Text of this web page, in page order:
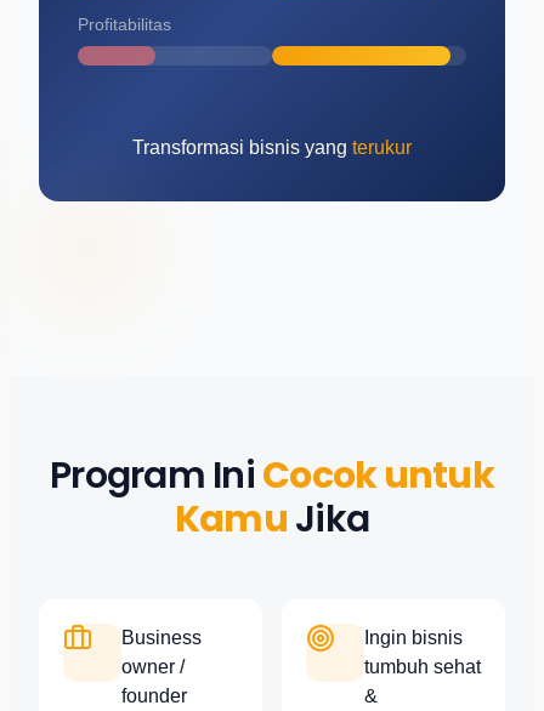
Profitabilitas
Transformasi bisnis yang terukur
Program IniCocok untuk
KamuJika
Business
owner /
founder
Ingin bisnis
tumbuh sehat
&